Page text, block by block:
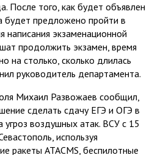
После того, как будет объявлен
будет предложено пройти в
экзаменационной
продолжить экзамен, время
на столько, сколько длилась
руководитель департамента.
Михаил Развожаев сообщил,
сделать сдачу ЕГЭ и ОГЭ в
воздушных атак. ВСУ с 15
используя
ракеты ATACMS, беспилотные